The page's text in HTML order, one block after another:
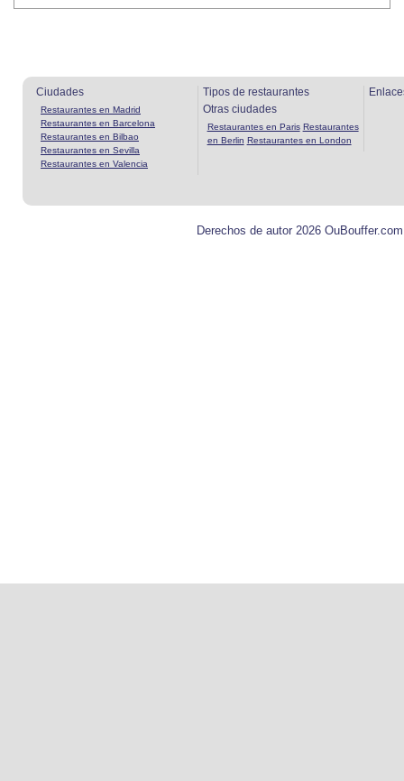
Ciudades
Restaurantes en Madrid
Restaurantes en Barcelona
Restaurantes en Bilbao
Restaurantes en Sevilla
Restaurantes en Valencia
Tipos de restaurantes
Otras ciudades
Restaurantes en Paris Restaurantes
en Berlin Restaurantes en London
Derechos de autor 2026